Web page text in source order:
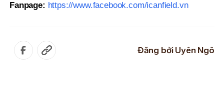
Fanpage: https://www.facebook.com/icanfield.vn
Đăng bởi Uyên Ngô